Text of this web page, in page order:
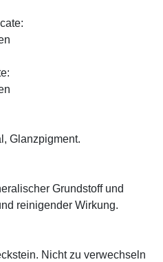
Glanzpigment.
Grundstoff und
reinigender Wirkung.
Nicht zu verwechseln